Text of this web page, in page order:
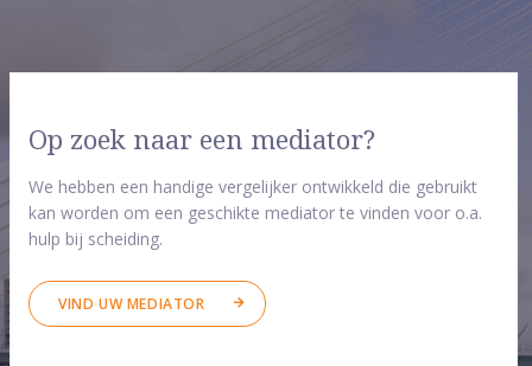
Op zoek naar een mediator?
We hebben een handige vergelijker ontwikkeld die gebruikt
kan worden om een geschikte mediator te vinden voor o.a.
hulp bij scheiding.
VIND UW MEDIATOR